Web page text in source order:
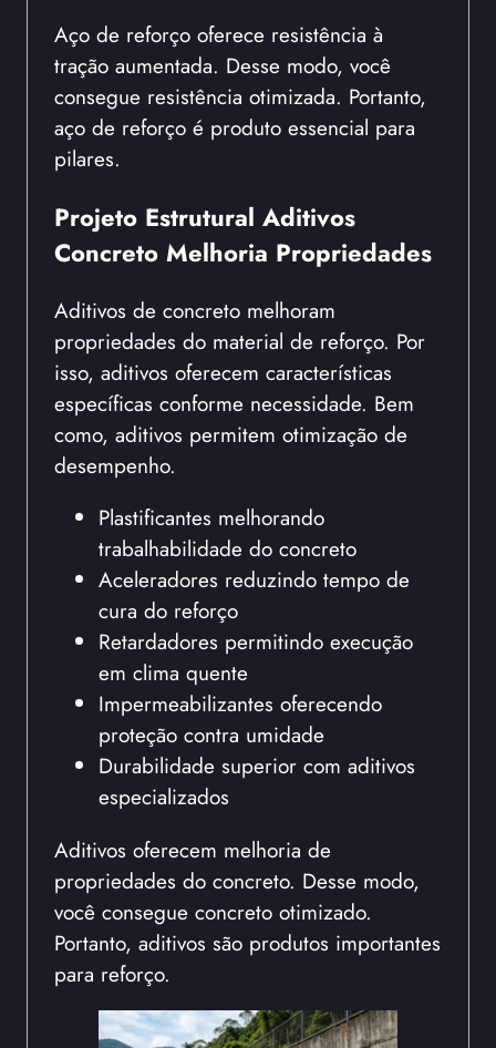
Aço de reforço oferece resistência à
tração aumentada. Desse modo, você
consegue resistência otimizada. Portanto,
aço de reforço é produto essencial para
pilares.
Projeto Estrutural Aditivos
Concreto Melhoria Propriedades
Aditivos de concreto melhoram
propriedades do material de reforço. Por
isso, aditivos oferecem características
específicas conforme necessidade. Bem
como, aditivos permitem otimização de
desempenho.
Plastificantes melhorando
trabalhabilidade do concreto
Aceleradores reduzindo tempo de
cura do reforço
Retardadores permitindo execução
em clima quente
Impermeabilizantes oferecendo
proteção contra umidade
Durabilidade superior com aditivos
especializados
Aditivos oferecem melhoria de
propriedades do concreto. Desse modo,
você consegue concreto otimizado.
Portanto, aditivos são produtos importantes
para reforço.